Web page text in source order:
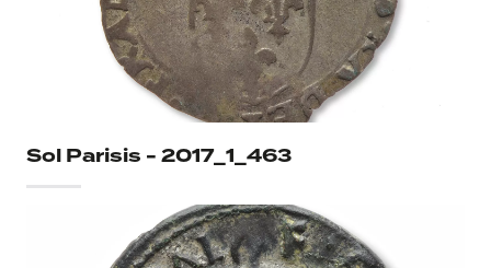
Iconographie recto
Buste d'Eugène IV à gauche, avec tiare et étole décorée
d'arabesques
Thématiques recto
Description verso
NICOLAI.TOLENTINATIS.SANCTITAS.CELEBRIS.REDDITVR
// .SIC.TRIVMPHNAT / ELECTI
Sol Parisis - 2017_1_463